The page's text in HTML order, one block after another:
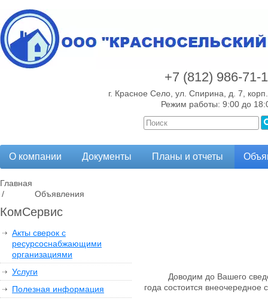
+7 (812) 986-71-
г. Красное Село, ул. Спирина, д. 7,
Режим работы: 9:00 до
О компании Документы Планы и отчеты
Главная
/
Объявления
КомСервис
Акты сверок с
ресурсоснабжающими
организациями
Услуги
Полезная информация
Доводим до Вашего
года состоится